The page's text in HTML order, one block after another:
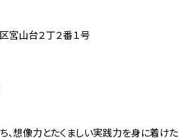
宮山台２丁２番１号
、想像力とたくましい実践力を身に着けた